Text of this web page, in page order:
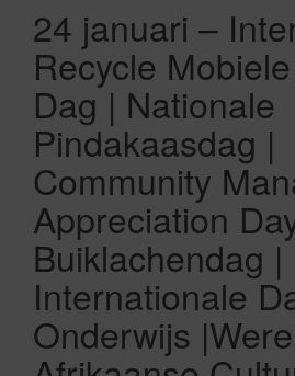
24 januari –
Recycle
Dag | Nationale
Pindakaasdag |
Community
Appreciation
Buiklachendag |
Internationale
Onderwijs